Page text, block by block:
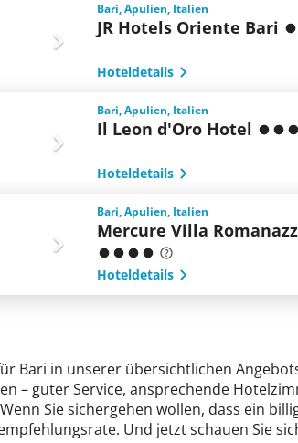
Bari, Apulien, Italien
JR Hotels Oriente Bari
Hoteldetails
Bari, Apulien, Italien
Il Leon d'Oro Hotel
Hoteldetails
Bari, Apulien, Italien
Mercure Villa
Hoteldetails
Bari in unserer übersichtlichen
– guter Service, ansprechende
Sie sichergehen wollen, dass ein
Und jetzt schauen Sie